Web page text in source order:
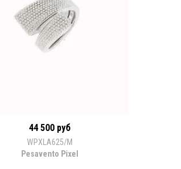
44 500 руб
WPXLA625/M
Pesavento Pixel